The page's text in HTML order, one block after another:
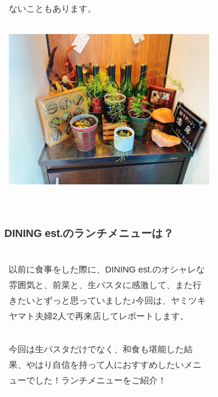
ないこともあります。
DINING est.のランチメニューは？
以前に食事をした際に、DINING est.のオシャレな
雰囲気と、前菜と、生パスタに感激して、また行
きたいとずっと思っていました♪今回は、ヤミツキ
ヤマト夫婦2人で再来店してレポートします。
今回は生パスタだけでなく、和食も堪能した結
果、やはり自信を持って人におすすめしたいメニ
ューでした！ランチメニューをご紹介！